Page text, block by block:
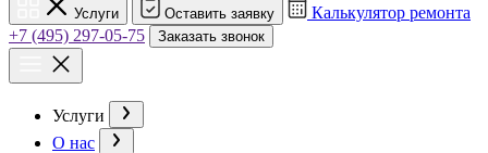
Услуги Оставить заявку
Калькулятор ремонта
+7 (495) 297-05-75
Заказать звонок
Услуги
О нас